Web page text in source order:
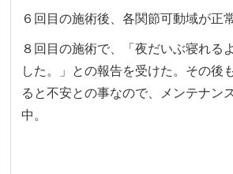
６回目の施術後、各関節可動域が正
８回目の施術で、「夜だいぶ寝れる
した。」との報告を受けた。その後
ると不安との事なので、メンテナン
中。